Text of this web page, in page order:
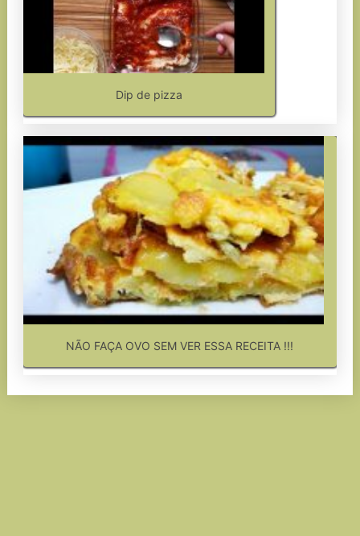
Dip de pizza
NÃO FAÇA OVO SEM VER ESSA RECEITA !!!